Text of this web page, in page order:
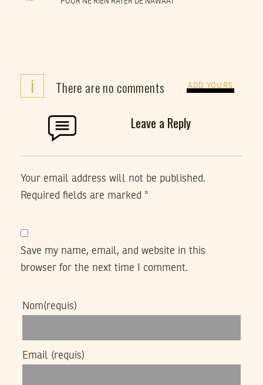
i There are no comments ADD YOURS
Leave a Reply
Your email address will not be published.
Required fields are marked *
Save my name, email, and website in this
browser for the next time I comment.
Nom(requis)
Email (requis)